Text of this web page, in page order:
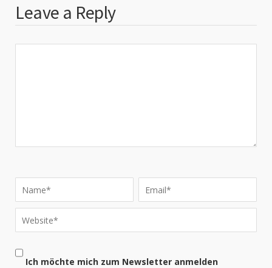
Leave a Reply
Ich möchte mich zum Newsletter anmelden